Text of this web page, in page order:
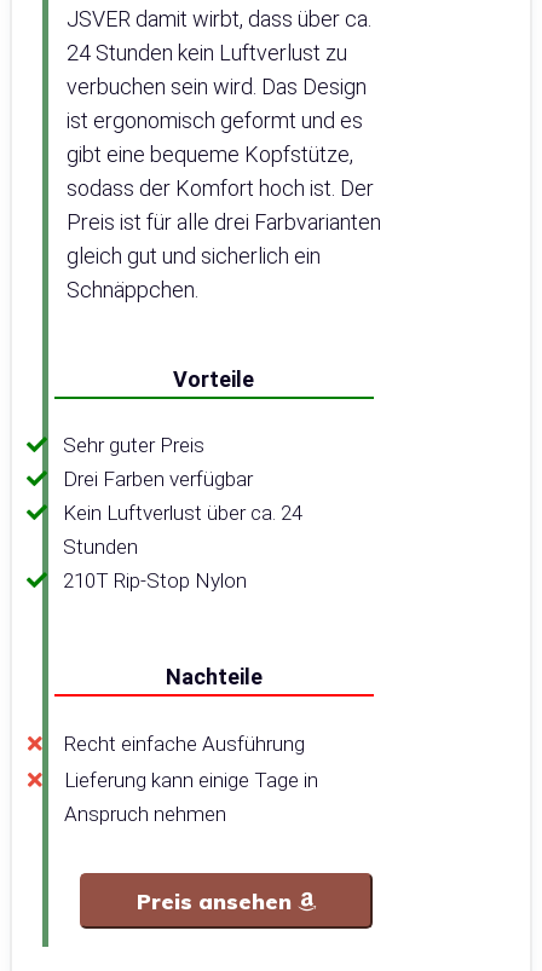
JSVER damit wirbt, dass über ca.
24 Stunden kein Luftverlust zu
verbuchen sein wird. Das Design
ist ergonomisch geformt und es
gibt eine bequeme Kopfstütze,
sodass der Komfort hoch ist. Der
Preis ist für alle drei Farbvarianten
gleich gut und sicherlich ein
Schnäppchen.
Vorteile
Sehr guter Preis
Drei Farben verfügbar
Kein Luftverlust über ca. 24
Stunden
210T Rip-Stop Nylon
Nachteile
Recht einfache Ausführung
Lieferung kann einige Tage in
Anspruch nehmen
Preis ansehen